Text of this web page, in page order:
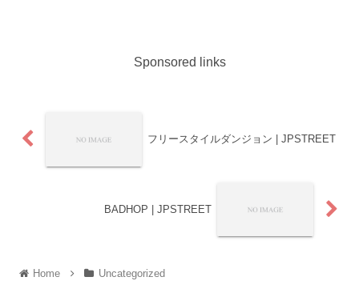
Sponsored links
フリースタイルダンジョン | JPSTREET
BADHOP | JPSTREET
Home Uncategorized